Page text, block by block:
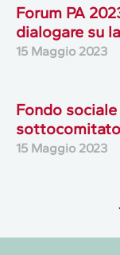
Forum PA
dialogare su
15 Maggio 2023
Fondo
15 Maggio 2023